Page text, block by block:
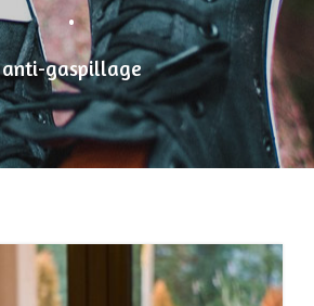
•
anti-gaspillage